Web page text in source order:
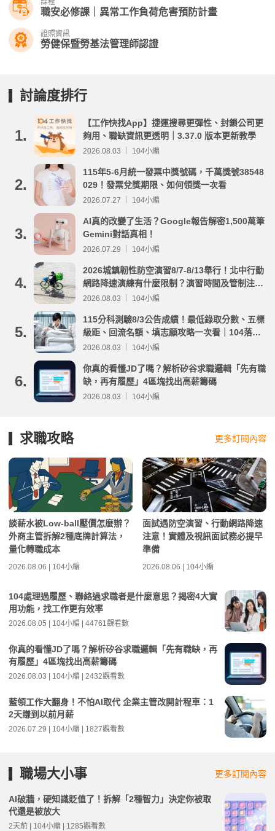
課程
職安必修課｜異常工作負荷危害預防計畫
證照資訊
勞健保暨勞基法管理師認證
討論度排行
1.
【工作快找App】捷運搜尋更彈性、封鎖公司更
夠用、職缺資訊更透明｜3.37.0 版本更新教學
2026.08.03 ｜ 104小編
2.
115年5-6月統一發票中獎號碼，千萬獎號38548
029！發票兌獎期限、如何領獎一次看
2026.07.27 ｜ 104小編
3.
AI真的改變了生活？Google報告解密1,500萬筆
Gemini對話真相！
2026.07.29 ｜ 104小編
4.
2026城鎮韌性防空演習8/7-8/13舉行！北中行動
網路降速演練有什麼限制？演習時間及管制注意
事項整理
2026.08.03 ｜ 104小編
5.
115分科測驗8/3公告成績！最低錄取分數、五標
級距、回流名額、填志願攻略一次看｜104落點
分析
2026.08.03 ｜ 104小編
6.
你真的看懂JD了嗎？解析矽谷求職邏輯「先有職
缺，再有履歷」4區塊找出高薪籌碼
2026.08.03 ｜ 104小編
求職攻略 更多訂閱內容
談薪水被Low-ball壓價怎麼辦？
外商主管拆解2種底牌計算法，
量化轉職成本
2026.08.06 | 104小編
面試遇防空演習、行動網路降速
注意！實體及視訊面試務必提早
準備
2026.08.06 | 104小編
104處理過履歷、聯絡過求職者是什麼意思？揭密4大實
用功能，找工作更有效率
2026.08.05 | 104小編 | 44761觀看數
你真的看懂JD了嗎？解析矽谷求職邏輯「先有職缺，再
有履歷」4區塊找出高薪籌碼
2026.08.03 | 104小編 | 2432觀看數
藍領工作大翻身！不怕AI取代 企業主管改開計程車：1
2天賺到以前月薪
2026.07.29 | 104小編 | 1827觀看數
職場大小事 更多訂閱內容
AI破牆，硬知識貶值了！拆解「2種智力」決定你被取
代還是被放大
2天前 | 104小編 | 1285觀看數